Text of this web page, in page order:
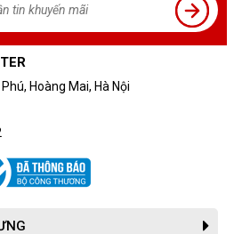
Hoàng Mai, Hà Nội